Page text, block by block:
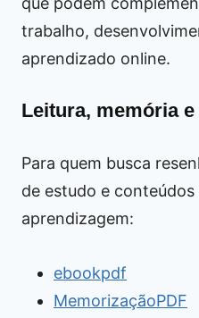
trabalho,
aprendizado online.
Leitura, memória
Para quem busca
de estudo e
aprendizagem:
ebookpdf
MemorizaçãoPDF